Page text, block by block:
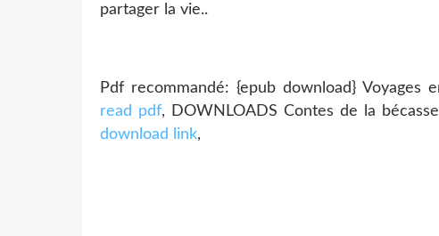
partager la vie..
Pdf recommandé: {epub download}
read pdf, DOWNLOADS Contes de la bécasse
download link,